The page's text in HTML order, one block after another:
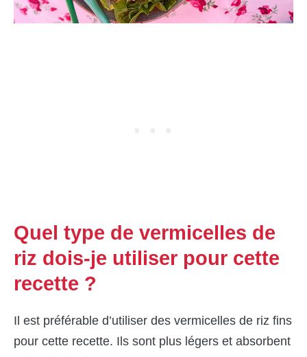
Quel type de vermicelles de
riz dois-je utiliser pour cette
recette ?
Il est préférable d’utiliser des vermicelles de riz fins
pour cette recette. Ils sont plus légers et absorbent